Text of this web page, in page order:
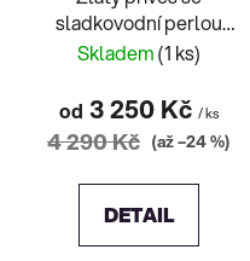
sladkovodní perlou
rosegold/žluté zlato
Skladem(1 ks)
od 3 250 Kč / ks
4 290 Kč (až –24 %)
DETAIL